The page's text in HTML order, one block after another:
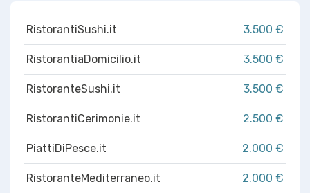
RistorantiSushi.it 3.500 €
RistorantiaDomicilio.it 3.500 €
RistoranteSushi.it 3.500 €
RistorantiCerimonie.it 2.500 €
PiattiDiPesce.it 2.000 €
RistoranteMediterraneo.it 2.000 €